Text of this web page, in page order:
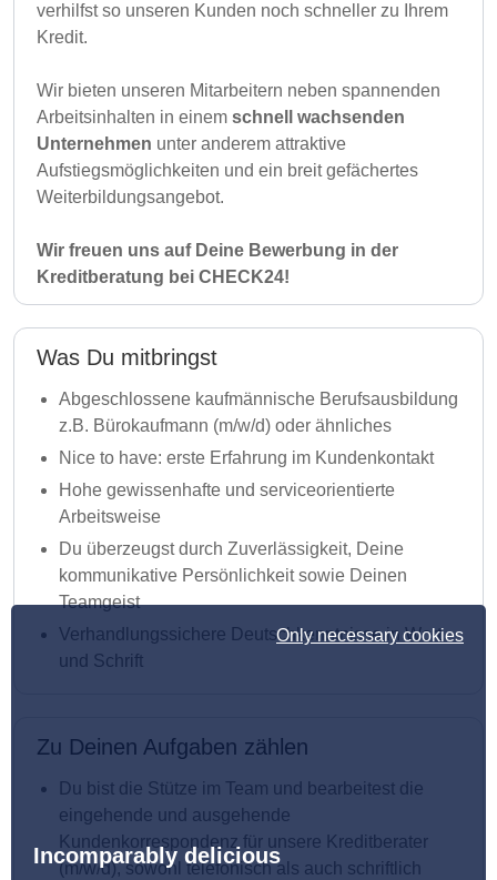
Only necessary cookies
Incomparably delicious
verhilfst so unseren Kunden noch schneller zu Ihrem
Kredit.
Wir bieten unseren Mitarbeitern neben spannenden
Arbeitsinhalten in einem schnell wachsenden
Unternehmen unter anderem attraktive
Aufstiegsmöglichkeiten und ein breit gefächertes
Weiterbildungsangebot.
Wir freuen uns auf Deine Bewerbung in der
Kreditberatung bei CHECK24!
Was Du mitbringst
Abgeschlossene kaufmännische Berufsausbildung
z.B. Bürokaufmann (m/w/d) oder ähnliches
Nice to have: erste Erfahrung im Kundenkontakt
Hohe gewissenhafte und serviceorientierte
Arbeitsweise
Du überzeugst durch Zuverlässigkeit, Deine
kommunikative Persönlichkeit sowie Deinen
Teamgeist
Verhandlungssichere Deutschkenntnisse in Wort
und Schrift
Zu Deinen Aufgaben zählen
Du bist die Stütze im Team und bearbeitest die
eingehende und ausgehende
Kundenkorrespondenz für unsere Kreditberater
(m/w/d), sowohl telefonisch als auch schriftlich